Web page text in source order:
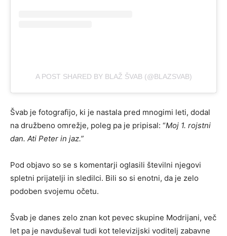
A POST SHARED BY BLAŽ ŠVAB (@BLAZSVAB)
Švab je fotografijo, ki je nastala pred mnogimi leti, dodal
na družbeno omrežje, poleg pa je pripisal: “Moj 1. rojstni
dan. Ati Peter in jaz.”
Pod objavo so se s komentarji oglasili številni njegovi
spletni prijatelji in sledilci. Bili so si enotni, da je zelo
podoben svojemu očetu.
Švab je danes zelo znan kot pevec skupine Modrijani, več
let pa je navduševal tudi kot televizijski voditelj zabavne